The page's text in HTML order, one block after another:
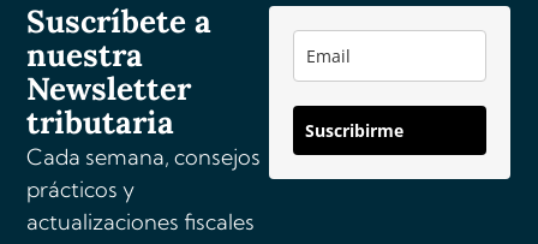
Suscríbete a
nuestra
Newsletter
tributaria
Cada semana, consejos
prácticos y
actualizaciones fiscales
Suscribirme